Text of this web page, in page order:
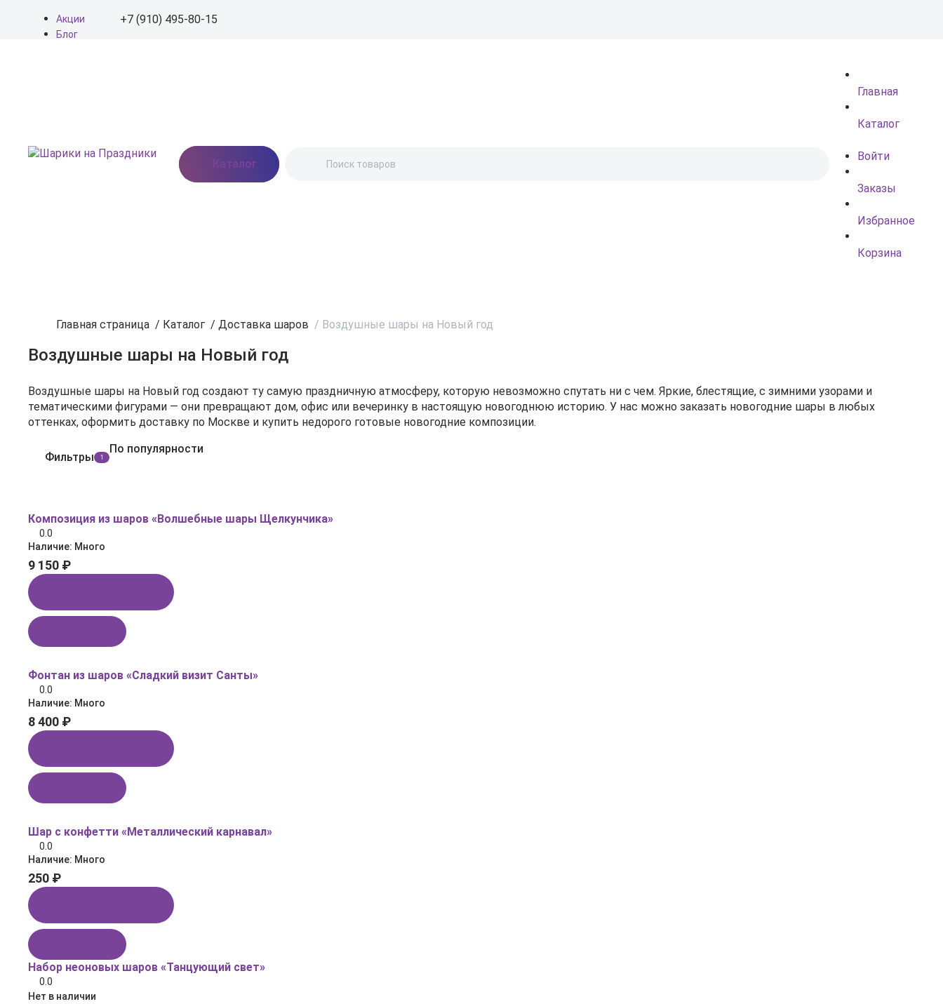
Акции
Блог
+7 (910) 495-80-15
Москва, Востряковское
шоссе, дом 7, стр. 3
Каталог
Главная
Каталог
Войти
Заказы
Избранное
Корзина
Главная страница / Каталог / Доставка шаров / Воздушные шары на Новый год
Воздушные шары на Новый год
Воздушные шары на Новый год создают ту самую праздничную атмосферу, которую невозможно спутать ни с чем. Яркие, блестящие, с зимними узорами и
тематическими фигурами — они превращают дом, офис или вечеринку в настоящую новогоднюю историю. У нас можно заказать новогодние шары в любых
оттенках, оформить доставку по Москве и купить недорого готовые новогодние композиции.
Фильтры 1
По популярности
Композиция из шаров «Волшебные шары Щелкунчика»
0.0
Наличие: Много
9 150 ₽
Фонтан из шаров «Сладкий визит Санты»
0.0
Наличие: Много
8 400 ₽
Шар с конфетти «Металлический карнавал»
0.0
Наличие: Много
250 ₽
Набор неоновых шаров «Танцующий свет»
0.0
Нет в наличии